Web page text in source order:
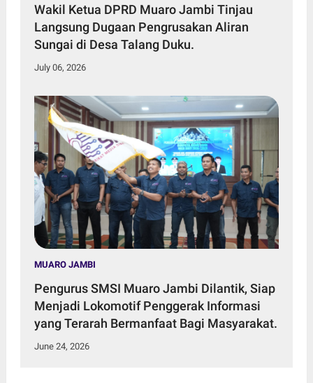
Wakil Ketua DPRD Muaro Jambi Tinjau
Langsung Dugaan Pengrusakan Aliran
Sungai di Desa Talang Duku.
July 06, 2026
MUARO JAMBI
Pengurus SMSI Muaro Jambi Dilantik, Siap
Menjadi Lokomotif Penggerak Informasi
yang Terarah Bermanfaat Bagi Masyarakat.
June 24, 2026